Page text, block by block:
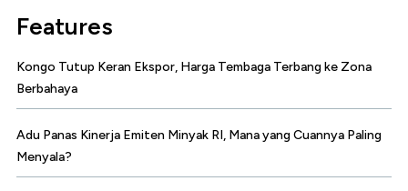
Features
Kongo Tutup Keran Ekspor, Harga Tembaga Terbang ke Zona
Berbahaya
Adu Panas Kinerja Emiten Minyak RI, Mana yang Cuannya Paling
Menyala?